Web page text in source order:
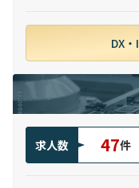
DX
求人数 47件